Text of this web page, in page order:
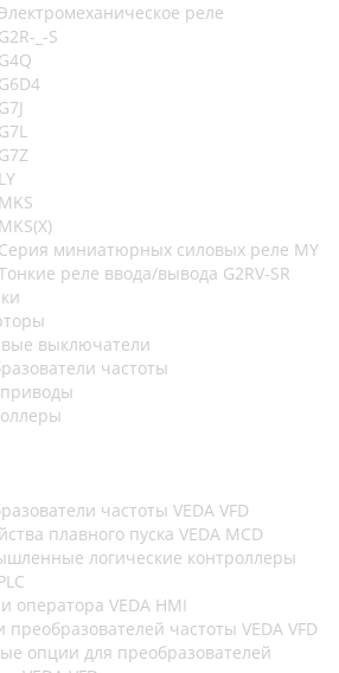
Электромеханическое реле
G2R-_-S
G4Q
G6D4
G7J
G7L
G7Z
LY
MKS
MKS(X)
Серия миниатюрных силовых реле MY
реле ввода/вывода G2RV-SR
выключатели
частоты
частоты VEDA VFD
плавного пуска VEDA MCD
логические контроллеры
оператора VEDA HMI
частоты VEDA VFD
опции для преобразователей